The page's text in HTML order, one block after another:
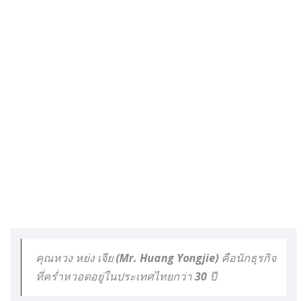
คุณหวง หย่ง เจีย (Mr. Huang Yongjie) คือนักธุรกิจ
ที่คร่ำหวอดอยู่ในประเทศไทยกว่า 30 ปี